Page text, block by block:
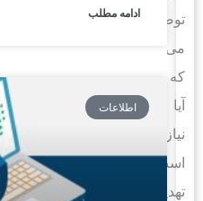
توصیه
می‌کنند
نیاز
است
تهدید
ادامه مطلب
اطلاعات